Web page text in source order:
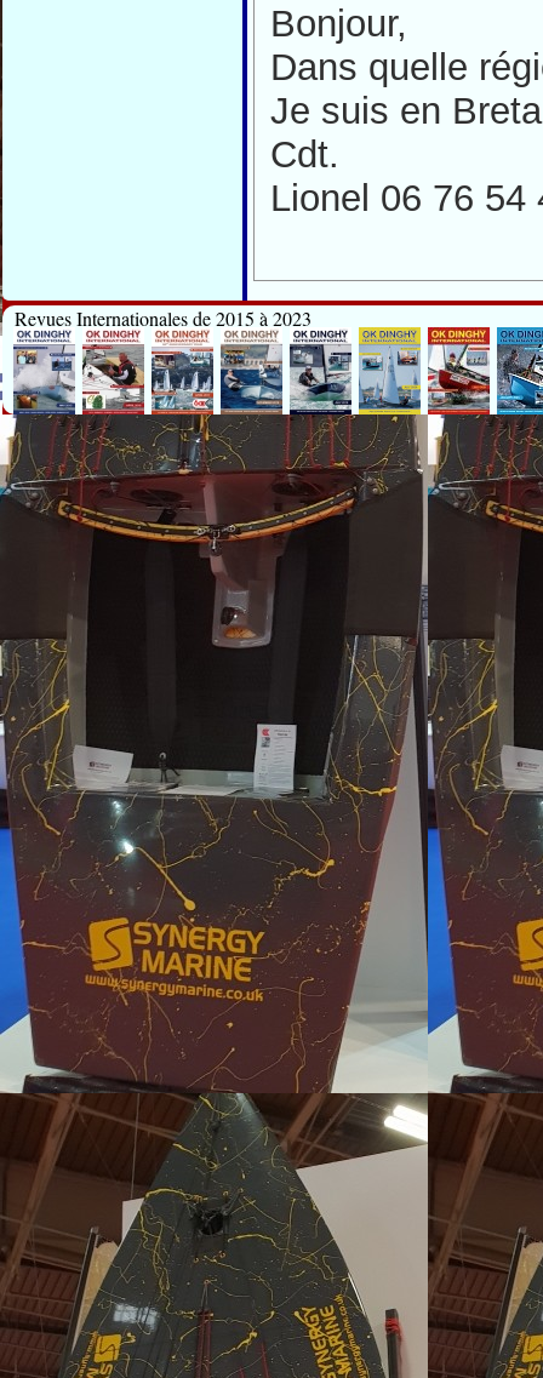
Bonjour,
Dans quelle
Je suis en
Cdt.
Lionel 06 76 54
Revues Internationales de 2015 à 2023